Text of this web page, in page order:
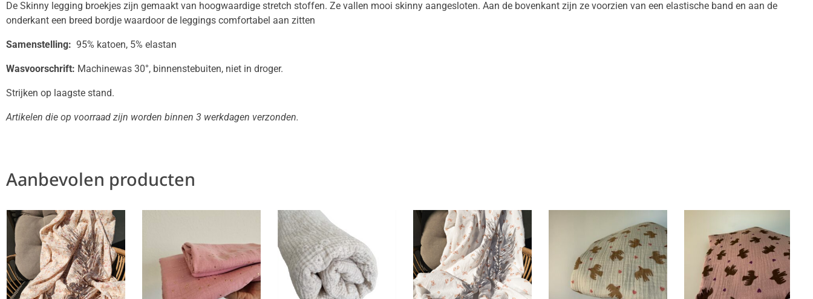
De Skinny legging broekjes zijn gemaakt van hoogwaardige stretch stoffen. Ze vallen mooi skinny aangesloten. Aan de bovenkant zijn ze voorzien van een elastische band en aan de
onderkant een breed bordje waardoor de leggings comfortabel aan zitten
Samenstelling: 95% katoen, 5% elastan
Wasvoorschrift: Machinewas 30°, binnenstebuiten, niet in droger.
Strijken op laagste stand.
Artikelen die op voorraad zijn worden binnen 3 werkdagen verzonden.
Aanbevolen producten